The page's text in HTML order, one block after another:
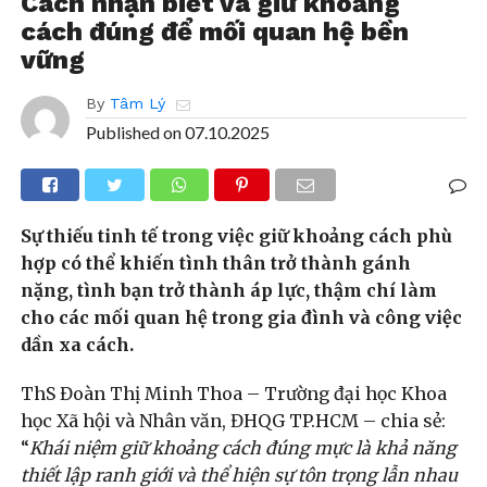
cách đúng để mối quan hệ bền
vững
By Tâm Lý
Published on07.10.2025
Sự thiếu tinh tế trong việc giữ khoảng cách phù
hợp có thể khiến tình thân trở thành gánh
nặng, tình bạn trở thành áp lực, thậm chí làm
cho các mối quan hệ trong gia đình và công việc
dần xa cách.
ThS Đoàn Thị Minh Thoa – Trường đại học Khoa
học Xã hội và Nhân văn, ĐHQG TP.HCM – chia sẻ:
“Khái niệm giữ khoảng cách đúng mực là khả năng
thiết lập ranh giới và thể hiện sự tôn trọng lẫn nhau